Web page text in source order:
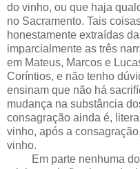
do vinho, ou que haja
no Sacramento. Tais
honestamente extraídas
imparcialmente as três
em Mateus, Marcos e
Coríntios, e não tenho
ensinam que não há
mudança na substância
consagração ainda é,
vinho, após a
vinho.
Em parte nenhuma do